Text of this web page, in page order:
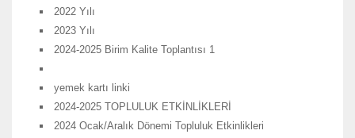
2022 Yılı
2023 Yılı
2024-2025 Birim Kalite Toplantısı 1
yemek kartı linki
2024-2025 TOPLULUK ETKİNLİKLERİ
2024 Ocak/Aralık Dönemi Topluluk Etkinlikleri